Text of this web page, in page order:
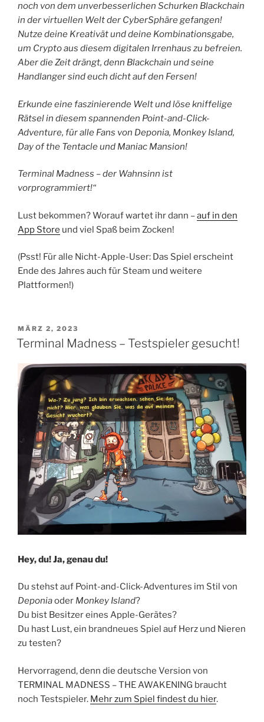
noch von dem unverbesserlichen Schurken Blackchain
in der virtuellen Welt der CyberSphäre gefangen!
Nutze deine Kreativät und deine Kombinationsgabe,
um Crypto aus diesem digitalen Irrenhaus zu befreien.
Aber die Zeit drängt, denn Blackchain und seine
Handlanger sind euch dicht auf den Fersen!
Erkunde eine faszinierende Welt und löse kniffelige
Rätsel in diesem spannenden Point-and-Click-
Adventure, für alle Fans von Deponia, Monkey Island,
Day of the Tentacle und Maniac Mansion!
Terminal Madness – der Wahnsinn ist
vorprogrammiert!“
Lust bekommen? Worauf wartet ihr dann –auf in den
App Store und viel Spaß beim Zocken!
(Psst! Für alle Nicht-Apple-User: Das Spiel erscheint
Ende des Jahres auch für Steam und weitere
Plattformen!)
VERÖFFENTLICHT
AM
MÄRZ 2, 2023
Terminal Madness – Testspieler gesucht!
Hey, du! Ja, genau du!
Du stehst auf Point-and-Click-Adventures im Stil von
Deponiaoder Monkey Island?
Du bist Besitzer eines Apple-Gerätes?
Du hast Lust, ein brandneues Spiel auf Herz und Nieren
zu testen?
Hervorragend, denn die deutsche Version von
TERMINAL MADNESS – THE AWAKENING braucht
noch Testspieler. Mehr zum Spiel findest du hier.